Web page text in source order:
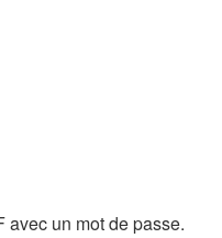
avec un mot de passe.